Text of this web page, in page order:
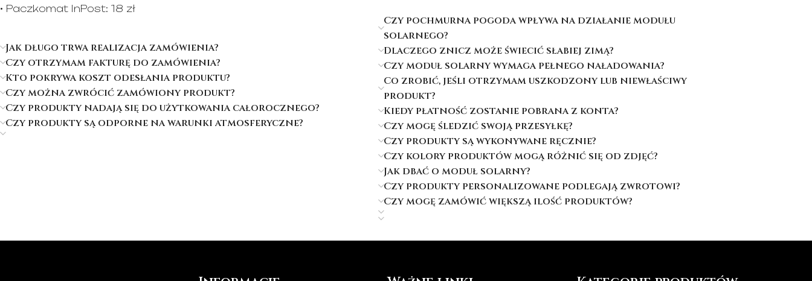
• Paczkomat InPost: 18 zł
Jak długo trwa realizacja zamówienia?
Czy otrzymam fakturę do zamówienia?
Kto pokrywa koszt odesłania produktu?
Czy można zwrócić zamówiony produkt?
Czy produkty nadają się do użytkowania całorocznego?
Czy produkty są odporne na warunki atmosferyczne?
Czy pochmurna pogoda wpływa na działanie modułu
solarnego?
Dlaczego znicz może świecić słabiej zimą?
Czy moduł solarny wymaga pełnego naładowania?
Co zrobić, jeśli otrzymam uszkodzony lub niewłaściwy
produkt?
Kiedy płatność zostanie pobrana z konta?
Czy mogę śledzić swoją przesyłkę?
Czy produkty są wykonywane ręcznie?
Czy kolory produktów mogą różnić się od zdjęć?
Jak dbać o moduł solarny?
Czy produkty personalizowane podlegają zwrotowi?
Czy mogę zamówić większą ilość produktów?